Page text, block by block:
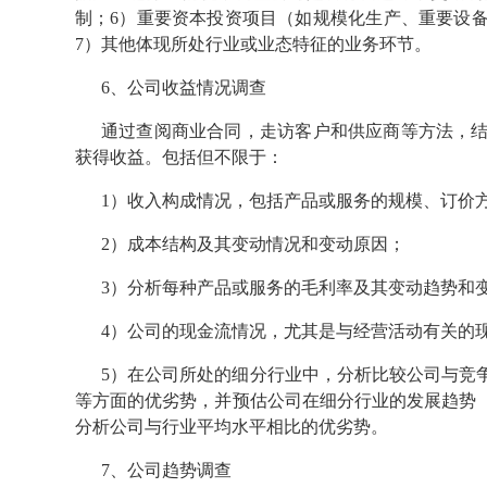
制；6）重要资本投资项目（如规模化生产、重要设
7）其他体现所处行业或业态特征的业务环节。
6、公司收益情况调查
通过查阅商业合同，走访客户和供应商等方法，
获得收益。包括但不限于：
1）收入构成情况，包括产品或服务的规模、订
2）成本结构及其变动情况和变动原因；
3）分析每种产品或服务的毛利率及其变动趋势和
4）公司的现金流情况，尤其是与经营活动有关
5）在公司所处的细分行业中，分析比较公司与
等方面的优劣势，并预估公司在细分行业的发展趋
分析公司与行业平均水平相比的优劣势。
7、公司趋势调查